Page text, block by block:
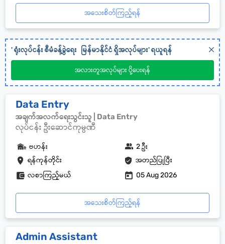
အသေးစိတ်ကြည့်ရန်
'ရုံးလုပ်ငန်း စီမံခန့်ခွဲရေး မြန်မာနိုင်ငံရှိအလုပ်များ' ရယူရန်
အလားတူအလုပ်များ ပို့ပေးရန်
Data Entry
အချက်အလက်ရေးသွင်းသူ | Data Entry
လုပ်ငန်း ဦးဆောင်ကုမ္ပဏီ
ရန်ကုန်တိုင်း အတည်ပြုပြီး
ဗဟန်း 2 ဦး
လစာကြည့်မယ် 05 Aug 2026
အသေးစိတ်ကြည့်ရန်
Admin Assistant